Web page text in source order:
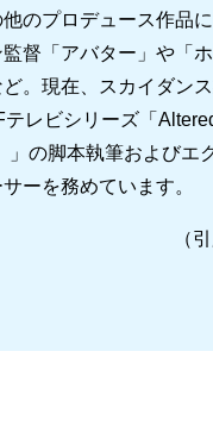
のプロデュース作品
督「アバター」や「
。現在、スカイダンス
レビシリーズ「
」の脚本執筆およびエ
ーを務めています。
（